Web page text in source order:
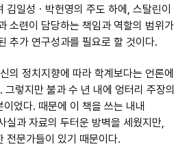
일성ㆍ박헌영의 주도 하에, 스탈린이
소련이 담당하는 책임과 역할의 범위가
추가 연구성과를 필요로 할 것이다.
의 정치지향에 따라 학계보다는 언론에
렇지만 불과 수 년 내에 엉터리 주장의
었다. 때문에 이 책을 쓰는 내내
실과 자료의 두터운 방벽을 세웠지만,
전문가들이 있기 때문이다.